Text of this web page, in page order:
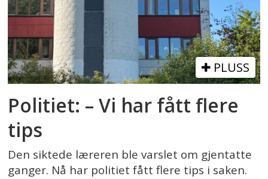
PLUSS
Politiet: – Vi har fått flere
tips
Den siktede læreren ble varslet om gjentatte
ganger. Nå har politiet fått flere tips i saken.